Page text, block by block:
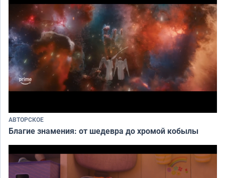
АВТОРСКОЕ
Благие знамения: от шедевра до хромой кобылы